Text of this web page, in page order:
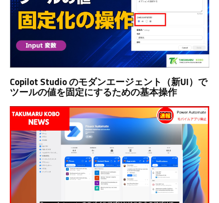
Copilot Studio のモダンエージェント（新UI）で
ツールの値を固定にするための基本操作